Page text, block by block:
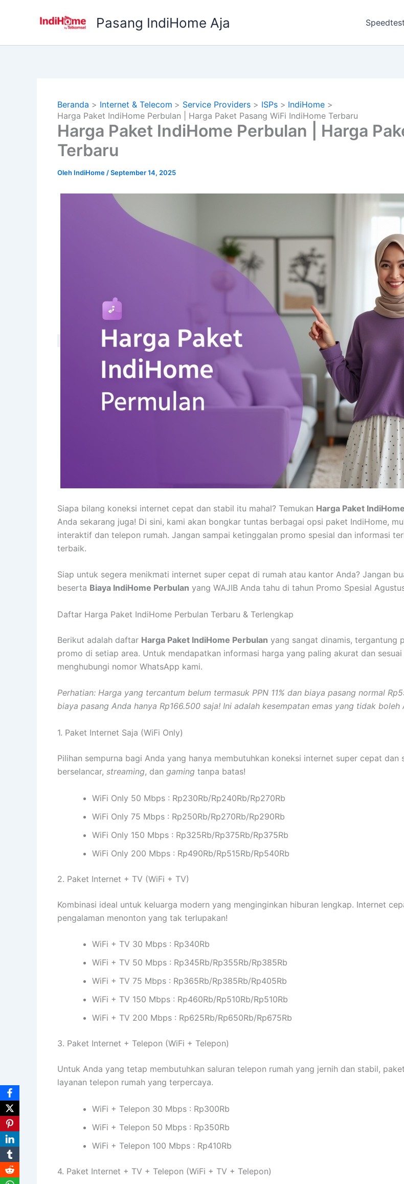
Pasang IndiHome Aja
Beranda Internet & Telecom Service Providers ISPs
IndiHome
Harga Paket IndiHome Perbulan | Harga Paket Pasang WiFi IndiHome Terbaru
Harga Paket IndiHome Perbulan | Harga
Terbaru
Oleh IndiHome /September 14, 2025
Siapa bilang koneksi internet cepat dan stabil itu mahal? Temukan Harga Paket
Anda sekarang juga! Di sini, kami akan bongkar tuntas berbagai opsi paket IndiHome,
interaktif dan telepon rumah. Jangan sampai ketinggalan promo spesial dan informasi
terbaik.
Siap untuk segera menikmati internet super cepat di rumah atau kantor Anda? Jangan
beserta Biaya IndiHome Perbulan yang WAJIB Anda tahu di tahun Promo Spesial
Daftar Harga Paket IndiHome Perbulan Terbaru & Terlengkap
Berikut adalah daftar Harga Paket IndiHome Perbulan yang sangat dinamis, tergantung
promo di setiap area. Untuk mendapatkan informasi harga yang paling akurat dan
menghubungi nomor WhatsApp kami.
Perhatian: Harga yang tercantum belum termasuk PPN 11% dan biaya pasang normal
biaya pasang Anda hanya Rp166.500 saja! Ini adalah kesempatan emas yang tidak boleh
1. Paket Internet Saja (WiFi Only)
Pilihan sempurna bagi Anda yang hanya membutuhkan koneksi internet super cepat
berselancar, streaming, dan gaming tanpa batas!
WiFi Only 50 Mbps : Rp230Rb/Rp240Rb/Rp270Rb
WiFi Only 75 Mbps : Rp250Rb/Rp270Rb/Rp290Rb
WiFi Only 150 Mbps : Rp325Rb/Rp375Rb/Rp375Rb
WiFi Only 200 Mbps : Rp490Rb/Rp515Rb/Rp540Rb
2. Paket Internet + TV (WiFi + TV)
Kombinasi ideal untuk keluarga modern yang menginginkan hiburan lengkap. Internet
pengalaman menonton yang tak terlupakan!
WiFi + TV 30 Mbps : Rp340Rb
WiFi + TV 50 Mbps : Rp345Rb/Rp355Rb/Rp385Rb
WiFi + TV 75 Mbps : Rp365Rb/Rp385Rb/Rp405Rb
WiFi + TV 150 Mbps : Rp460Rb/Rp510Rb/Rp510Rb
WiFi + TV 200 Mbps : Rp625Rb/Rp650Rb/Rp675Rb
3. Paket Internet + Telepon (WiFi + Telepon)
Untuk Anda yang tetap membutuhkan saluran telepon rumah yang jernih dan stabil,
layanan telepon rumah yang terpercaya.
WiFi + Telepon 30 Mbps : Rp300Rb
WiFi + Telepon 50 Mbps : Rp350Rb
WiFi + Telepon 100 Mbps : Rp410Rb
4. Paket Internet + TV + Telepon (WiFi + TV + Telepon)